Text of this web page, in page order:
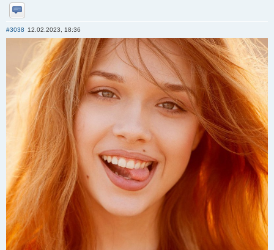
Отправить личное сообщение
#3038 12.02.2023, 18:36